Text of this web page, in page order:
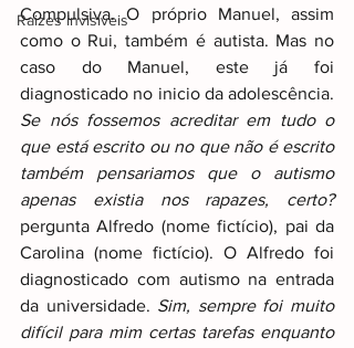
Raizes invisiveis
Compulsiva. O próprio Manuel, assim
como o Rui, também é autista. Mas no
caso do Manuel, este já foi
Se nós fossemos acreditar em tudo o
que está escrito ou no que não é escrito
também pensariamos que o autismo
apenas existia nos rapazes, certo?
pergunta Alfredo (nome fictício), pai da
Carolina (nome fictício). O Alfredo foi
diagnosticado com autismo na entrada
da universidade. Sim, sempre foi muito
difícil para mim certas tarefas enquanto